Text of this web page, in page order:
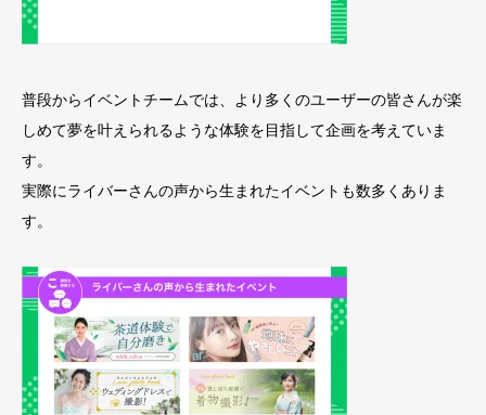
普段からイベントチームでは、より多くのユーザーの皆さんが楽
しめて夢を叶えられるような体験を目指して企画を考えていま
す。
実際にライバーさんの声から生まれたイベントも数多くありま
す。